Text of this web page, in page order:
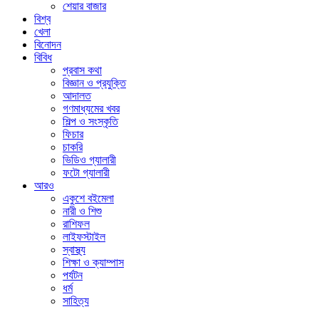
শেয়ার বাজার
বিশ্ব
খেলা
বিনোদন
বিবিধ
প্রবাস কথা
বিজ্ঞান ও প্রযুক্তি
আদালত
গণমাধ্যমের খবর
শিল্প ও সংস্কৃতি
ফিচার
চাকরি
ভিডিও গ্যালারী
ফটো গ্যালারী
আরও
একুশে বইমেলা
নারী ও শিশু
রাশিফল
লাইফস্টাইল
স্বাস্থ্য
শিক্ষা ও ক্যাম্পাস
পর্যটন
ধর্ম
সাহিত্য